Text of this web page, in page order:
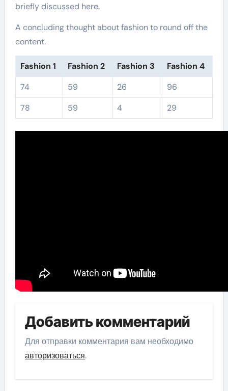
briefly discussed here.
A concluding thought about fashion to round off the
content.
Fashion 1 Fashion 2 Fashion 3
Fashion 4
74
59 26
96
78
59 4 29
Добавить комментарий
Для отправки комментария вам необходимо
авторизоваться.